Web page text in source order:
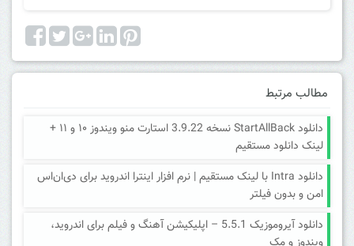
مطالب مرتبط
دانلود StartAllBack نسخه 3.9.22 استارت منو ویندوز ۱۰ و ۱۱ +
لینک دانلود مستقیم
دانلود Intra با لینک مستقیم | نرم افزار اینترا اندروید برای دی‌ان‌اس
امن و بدون فیلتر
دانلود آیروموزیک 5.5.1 – اپلیکیشن آهنگ و فیلم برای اندروید،